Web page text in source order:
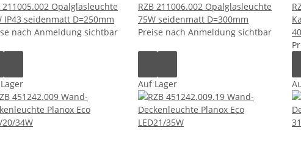
211005.002 Opalglasleuchte
IP43 seidenmatt D=250mm
nach Anmeldung sichtbar
RZB 211006.002 Opalglasleuchte
75W seidenmatt D=300mm
Preise nach Anmeldung sichtbar
Auf Lager